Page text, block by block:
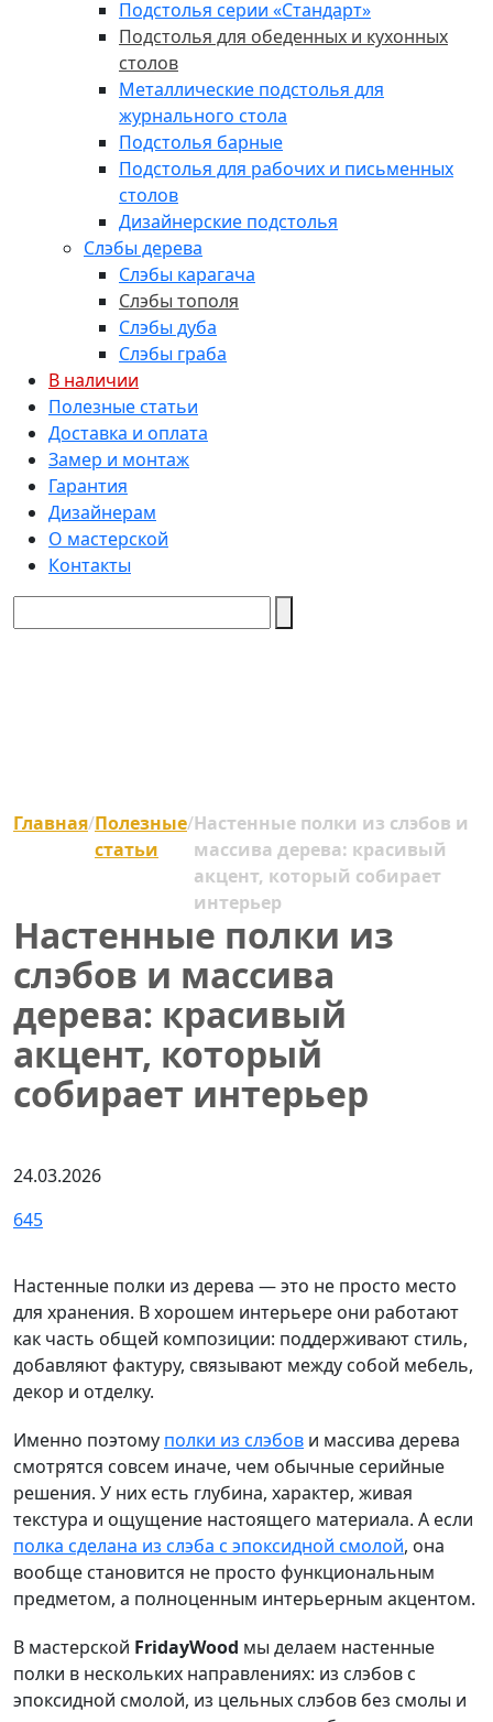
Подстолья серии «Стандарт»
Подстолья для обеденных и кухонных
столов
Металлические подстолья для
журнального стола
Подстолья барные
Подстолья для рабочих и письменных
столов
Дизайнерские подстолья
Слэбы дерева
Слэбы карагача
Слэбы тополя
Слэбы дуба
Слэбы граба
В наличии
Полезные статьи
Доставка и оплата
Замер и монтаж
Гарантия
Дизайнерам
О мастерской
Контакты
Главная/Полезные
статьи
/Настенные полки из слэбов и
массива дерева: красивый
акцент, который собирает
интерьер
Настенные полки из
слэбов и массива
дерева: красивый
акцент, который
собирает интерьер
24.03.2026
645
Настенные полки из дерева — это не просто место
для хранения. В хорошем интерьере они работают
как часть общей композиции: поддерживают стиль,
добавляют фактуру, связывают между собой мебель,
декор и отделку.
Именно поэтому полки из слэбов и массива дерева
смотрятся совсем иначе, чем обычные серийные
решения. У них есть глубина, характер, живая
текстура и ощущение настоящего материала. А если
полка сделана из слэба с эпоксидной смолой, она
вообще становится не просто функциональным
предметом, а полноценным интерьерным акцентом.
В мастерской FridayWood мы делаем настенные
полки в нескольких направлениях: из слэбов с
эпоксидной смолой, из цельных слэбов без смолы и